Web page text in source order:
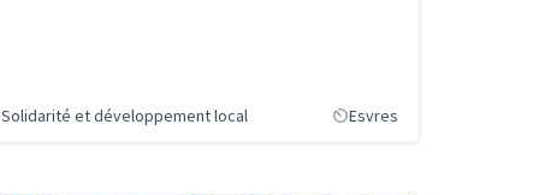
Solidarité et développement local Esvres